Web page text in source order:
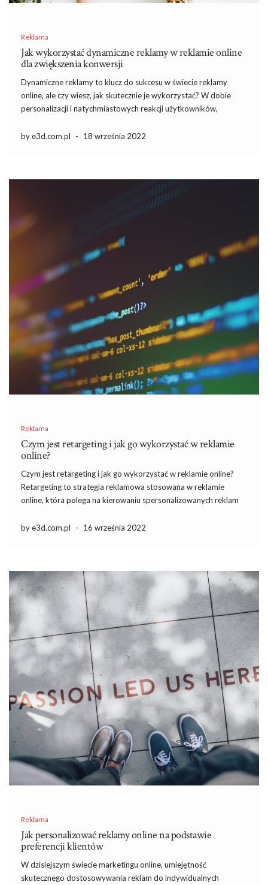
Reklama
Jak wykorzystać dynamiczne reklamy w reklamie online
dla zwiększenia konwersji
Dynamiczne reklamy to klucz do sukcesu w świecie reklamy
online, ale czy wiesz, jak skutecznie je wykorzystać? W dobie
personalizacji i natychmiastowych reakcji użytkowników,
Dzięki dynamicznym reklamom możesz dostosować treści do
by e3d.com.pl - 18 września 2022
Reklama
Czym jest retargeting i jak go wykorzystać w reklamie
online?
Czym jest retargeting i jak go wykorzystać w reklamie online?
Retargeting to strategia reklamowa stosowana w reklamie
online, która polega na kierowaniu spersonalizowanych reklam
stroną internetową. Jest to coraz popularniejsze narzędzie
by e3d.com.pl - 16 września 2022
Reklama
Jak personalizować reklamy online na podstawie
preferencji klientów
W dzisiejszym świecie marketingu online, umiejętność
skutecznego dostosowywania reklam do indywidualnych